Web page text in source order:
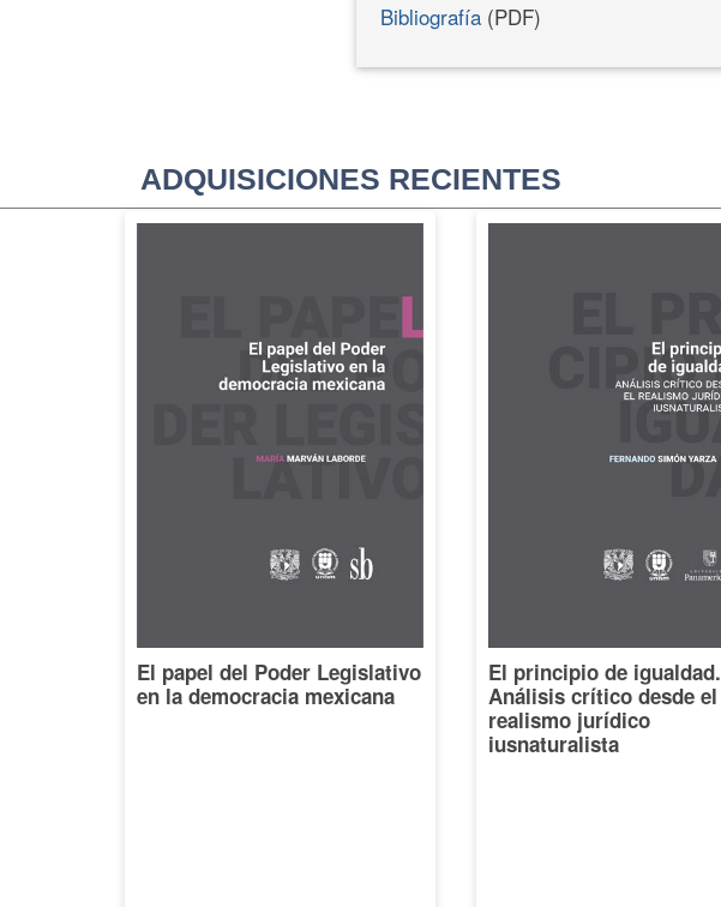
Bibliografía (PDF)
ADQUISICIONES RECIENTES
El papel del Poder Legislativo
en la democracia mexicana
El principio de igualdad.
Análisis crítico desde el
realismo jurídico
iusnaturalista